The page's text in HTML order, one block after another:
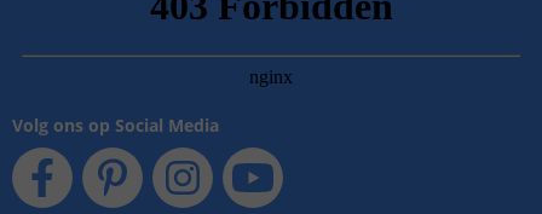
Volg ons op Social Media